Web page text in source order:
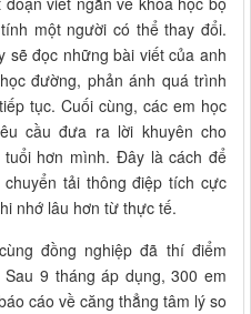
một người có thể thay đổi.
sẽ đọc những bài viết của anh
đường, phản ánh quá trình
tục. Cuối cùng, các em học
cầu đưa ra lời khuyên cho
hơn mình. Đây là cách để
tải thông điệp tích cực
nhớ lâu hơn từ thực tế.
đồng nghiệp đã thí điểm
9 tháng áp dụng, 300 em
cáo về căng thẳng tâm lý so